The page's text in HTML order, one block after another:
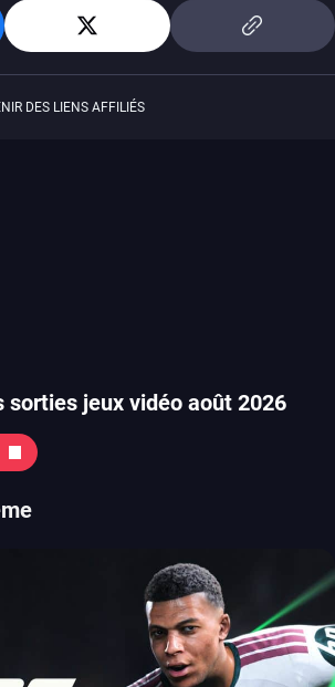
DES LIENS AFFILIÉS
sorties jeux vidéo août 2026